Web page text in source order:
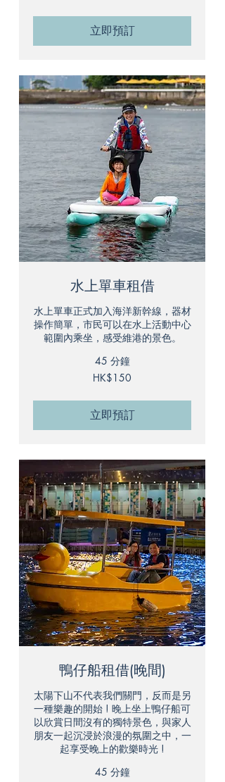
立即預訂
水上單車租借
水上單車正式加入海洋新幹線，器材
操作簡單，市民可以在水上活動中心
範圍內乘坐，感受維港的景色。
45 分鐘
HK$150
立即預訂
鴨仔船租借(晚間)
太陽下山不代表我們關門，反而是另
一種樂趣的開始 ! 晚上坐上鴨仔船可
以欣賞日間沒有的獨特景色，與家人
朋友一起沉浸於浪漫的氛圍之中，一
起享受晚上的歡樂時光 !
45 分鐘